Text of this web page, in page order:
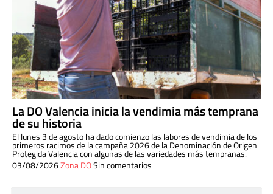
La DO Valencia inicia la vendimia más temprana
de su historia
El lunes 3 de agosto ha dado comienzo las labores de vendimia de los
primeros racimos de la campaña 2026 de la Denominación de Origen
Protegida Valencia con algunas de las variedades más tempranas.
03/08/2026Zona DOSin comentarios